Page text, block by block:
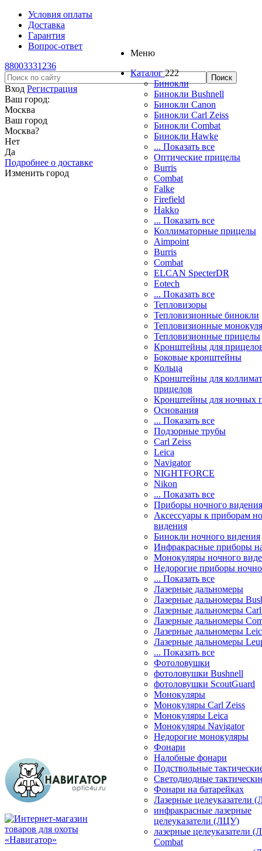
Условия оплаты
Доставка
Гарантия
Вопрос-ответ
88003331236
Вход Регистрация
Ваш город:
Москва
Ваш город
Москва?
Нет
Да
Подробнее о доставке
Изменить город
Меню
Каталог 222
Бинокли
Бинокли Bushnell
Бинокли Canon
Бинокли Carl Zeiss
Бинокли Combat
Бинокли Hawke
... Показать все
Оптические прицелы
Burris
Combat
Falke
Firefield
Hakko
... Показать все
Коллиматорные прицелы
Aimpoint
Burris
Combat
ELCAN SpecterDR
Eotech
... Показать все
Тепловизоры
Тепловизионные бинокли
Тепловизионные
Тепловизионные прицелы
Кронштейны для
Боковые кронштейны
Кольца
Кронштейны для
прицелов
Кронштейны для ночных
Основания
... Показать все
Подзорные трубы
Carl Zeiss
Leica
Navigator
NIGHTFORCE
Nikon
... Показать все
Приборы ночного видения
Аксессуары к приборам
видения
Бинокли ночного видения
Инфракрасные приборы
Монокуляры ночного
Недорогие приборы
... Показать все
Лазерные дальномеры
Лазерные дальномеры
Лазерные дальномеры
Лазерные дальномеры
Лазерные дальномеры
Лазерные дальномеры
... Показать все
Фотоловушки
фотоловушки Bushnell
фотоловушки ScoutGuard
Монокуляры
Монокуляры Carl Zeiss
Монокуляры Leica
Монокуляры Navigator
Недорогие монокуляры
Фонари
Налобные фонари
Подствольные
Светодиодные
Фонари на батарейках
Лазерные целеуказатели
инфракрасные лазерные
целеуказатели (ЛЦУ)
лазерные целеуказатели
Combat